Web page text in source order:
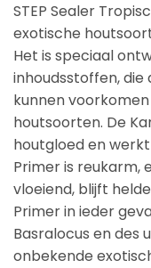
STEP Sealer
exotische
Het is speciaal
inhoudsstoffen, die
kunnen
houtsoorten. De
houtgloed en
Primer is reukarm,
vloeiend, blijft
Primer in ieder
Basralocus en des
onbekende